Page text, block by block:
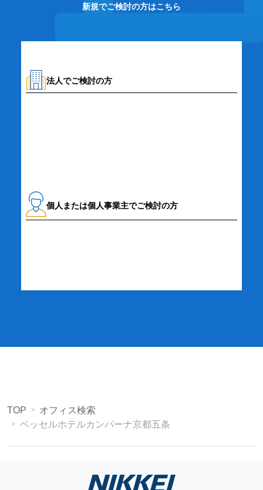
新規でご検討の方はこちら
法人でご検討の方
個人または個人事業主でご検討の方
TOP
オフィス検索
ベッセルホテルカンパーナ京都五条